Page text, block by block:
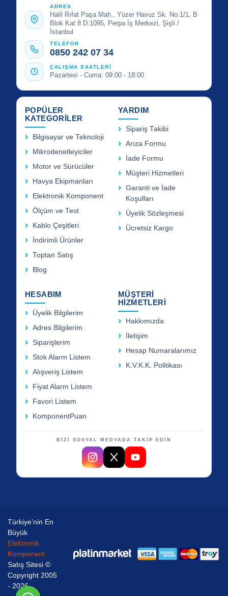
ADRES
Halil Rıfat Paşa Mah., Yüzer Havuz Sk. No:1/1, B
Blok Kat 8 D:1095, Perpa İş Merkezi, Şişli /
İstanbul
TELEFON
0850 242 07 34
ÇALIŞMA SAATLERİ
Pazartesi - Cuma: 09:00 - 18:00
POPÜLER
KATEGORİLER
Bilgisayar ve Teknoloji
Mikrodenetleyiciler
Motor ve Sürücüler
Havya Ekipmanları
Elektronik Komponent
Ölçüm ve Test
Kablo Çeşitleri
İndirimli Ürünler
Toptan Satış
Blog
YARDIM
Sipariş Takibi
Arıza Formu
İade Formu
Müşteri Hizmetleri
Garanti ve İade
Koşulları
Üyelik Sözleşmesi
Ücretsiz Kargo
HESABIM
Üyelik Bilgilerim
Adres Bilgilerim
Siparişlerim
Stok Alarm Listem
Alışveriş Listem
Fiyat Alarm Listem
Favori Listem
KomponentPuan
MÜŞTERİ
HİZMETLERİ
Hakkımızda
İletişim
Hesap Numaralarımız
K.V.K.K. Politikası
BİZİ SOSYAL MEDYADA TAKİP EDİN
Türkiye'nin En
Büyük
Elektronik
Komponent
Satış Sitesi ©
Copyright 2005
- 2026